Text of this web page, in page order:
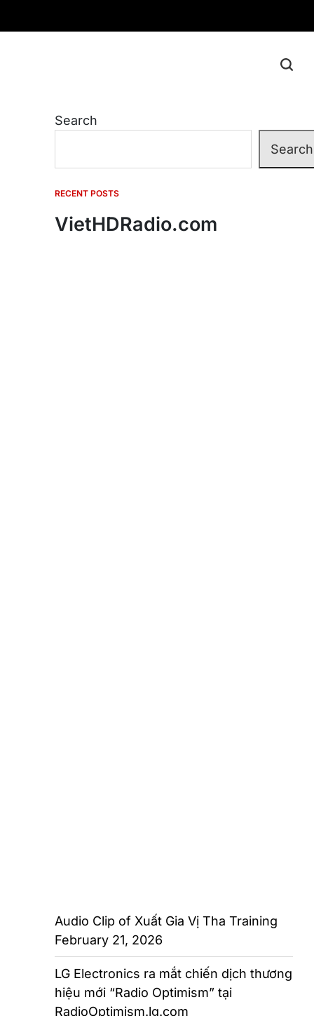
Search
Search
RECENT POSTS
VietHDRadio.com
Audio Clip of Xuất Gia Vị Tha Training
February 21, 2026
LG Electronics ra mắt chiến dịch thương
hiệu mới “Radio Optimism” tại
RadioOptimism.lg.com